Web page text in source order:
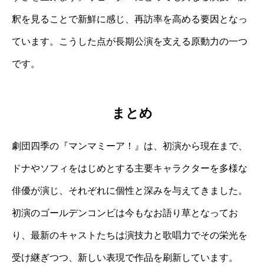
釈を見ることで新鮮に感じ、再訪率を高める要因となっ
ています。こうした点が長期公演を支える原動力の一つ
です。
まとめ
劇団四季の『マンマミーア！』は、初演から現在まで、
ドナやソフィをはじめとする主要キャラクターを多様な
俳優が演じ、それぞれに個性と深みを与えてきました。
初演のゴールデンコンビは今もなお語り草となってお
り、最新のキャストたちは演技力と歌唱力でその栄光を
受け継ぎつつ、新しい表現で作品を刷新しています。